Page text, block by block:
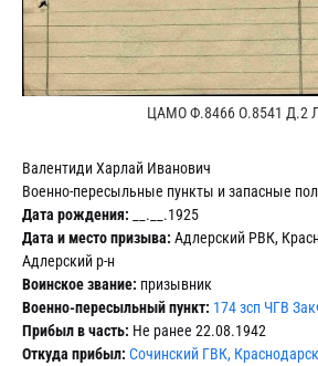
ЦАМО Ф.8466 О.8541 Д.2
Валентиди Харлай Иванович
Военно-пересыльные пункты и запасные
Дата рождения: __.__.1925
Дата и место призыва: Адлерский РВК,
Адлерский р-н
Воинское звание: призывник
Военно-пересыльный пункт: 174 зсп ЧГВ
Прибыл в часть: Не ранее 22.08.1942
Откуда прибыл: Сочинский ГВК,